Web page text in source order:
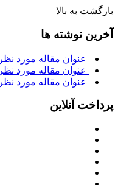
بازگشت به بالا
آخرین نوشته ها
عنوان مقاله مورد نظر
عنوان مقاله مورد نظر
عنوان مقاله مورد نظر
پرداخت آنلاین